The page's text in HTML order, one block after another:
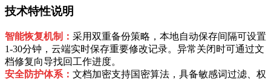
技术特性说明
智能恢复机制： 采用双重备份策略，本地自动保存间隔可设置
1-30分钟，云端实时保存重要修改记录。异常关闭时可通过文
档修复向导找回工作进度。
安全防护体系： 文档加密支持国密算法，具备敏感词过滤、权